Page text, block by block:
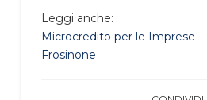
Leggi anche:
Microcredito per le Imprese
Frosinone